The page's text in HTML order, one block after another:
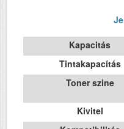
Kapacitás
Tintakapacítás
Toner szine
Kivitel